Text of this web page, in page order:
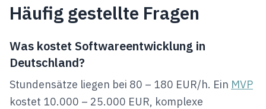
Häufig gestellte Fragen
Was kostet Softwareentwicklung in
Deutschland?
Stundensätze liegen bei 80 – 180 EUR/h. Ein MVP
kostet 10.000 – 25.000 EUR, komplexe